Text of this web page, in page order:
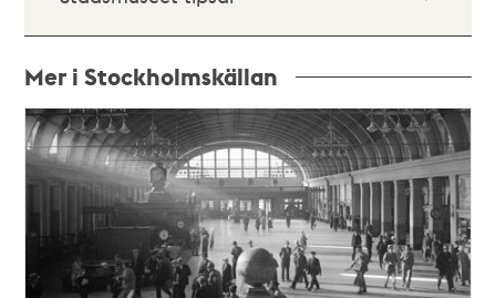
Mer i Stockholmskällan
Relaterade
poster
och